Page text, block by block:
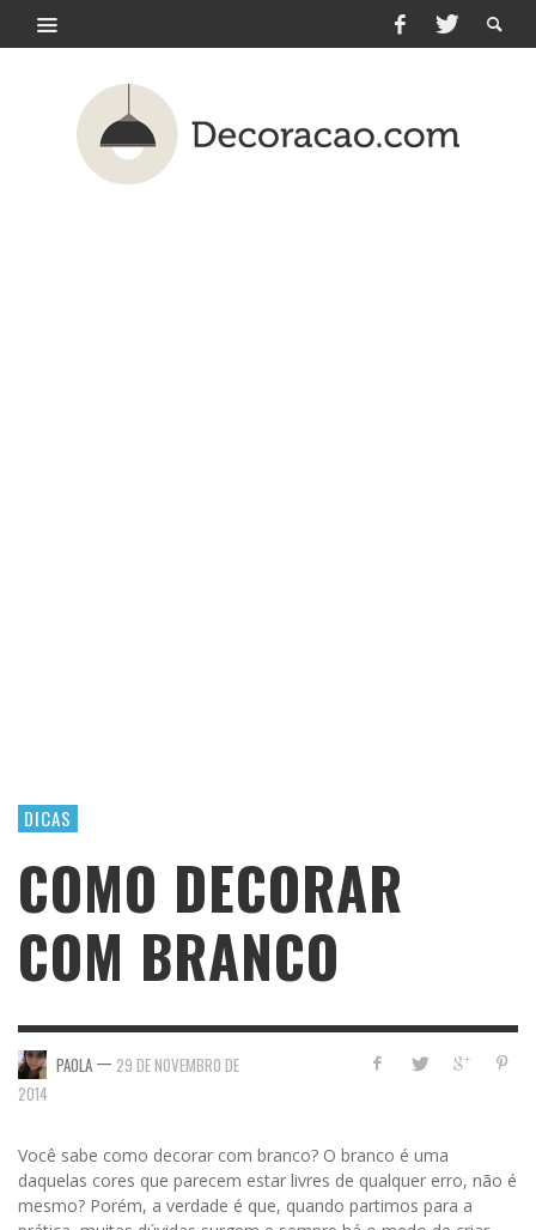
DICAS
COMO DECORAR
COM BRANCO
PAOLA — 29 DE NOVEMBRO DE
2014
Você sabe como decorar com branco? O branco é uma
daquelas cores que parecem estar livres de qualquer erro, não é
mesmo? Porém, a verdade é que, quando partimos para a